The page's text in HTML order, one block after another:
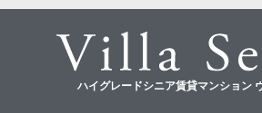
ハイグレードシニア賃貸マンション